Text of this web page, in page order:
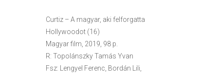
Curtiz – A magyar, aki felforgatta
Hollywoodot (16)
Magyar film, 2019, 98 p.
R: Topolánszky Tamás Yvan
Fsz: Lengyel Ferenc, Bordán Lili,